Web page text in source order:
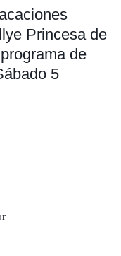
Princesa de
de
5